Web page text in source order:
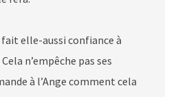
elle-aussi confiance à
n’empêche pas ses
à l’Ange comment cela